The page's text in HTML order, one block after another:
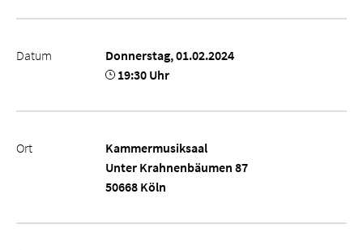
Datum
Donnerstag, 01.02.2024
19:30 Uhr
Ort
Kammermusiksaal
Unter Krahnenbäumen 87
50668 Köln